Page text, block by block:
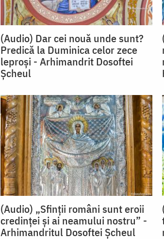
(Audio) Dar cei nouă unde sunt?
Predică la Duminica celor zece
leproși - Arhimandrit Dosoftei
Șcheul
(Audio) „Sfinţii români sunt eroii
credinţei şi ai neamului nostru” -
Arhimandritul Dosoftei Şcheul